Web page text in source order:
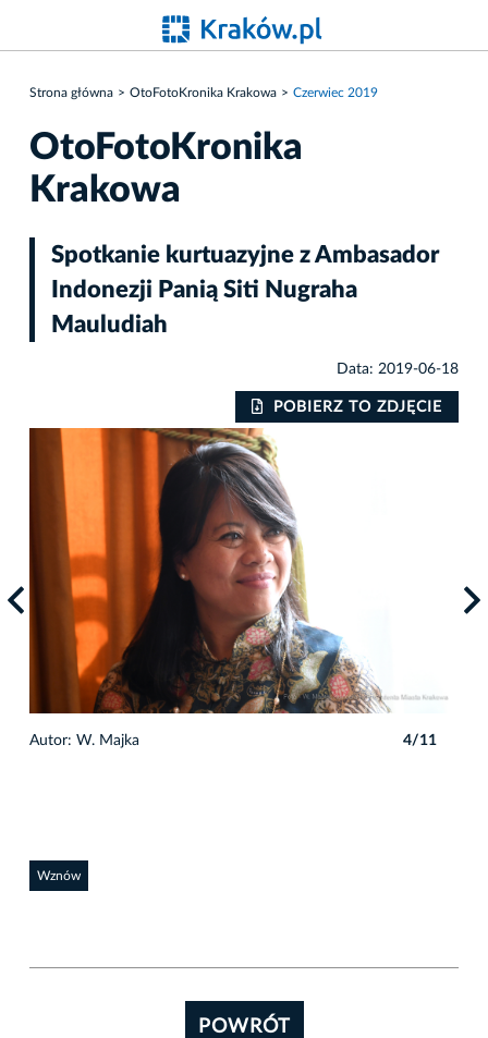
Strona główna OtoFotoKronika Krakowa Czerwiec 2019
OtoFotoKronika
Krakowa
Spotkanie kurtuazyjne z Ambasador
Indonezji Panią Siti Nugraha
Mauludiah
Data: 2019-06-18
POBIERZ TO ZDJĘCIE
Autor: W. Majka 4/11
Wznów
POWRÓT